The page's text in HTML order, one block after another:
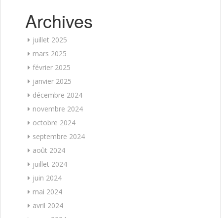
Archives
juillet 2025
mars 2025
février 2025
janvier 2025
décembre 2024
novembre 2024
octobre 2024
septembre 2024
août 2024
juillet 2024
juin 2024
mai 2024
avril 2024